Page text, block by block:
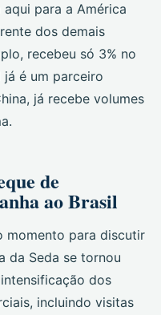
para a América
dos demais
recebeu só 3% no
já é um parceiro
já recebe volumes
de
ao Brasil
momento para discutir
da Seda se tornou
dos
incluindo visitas